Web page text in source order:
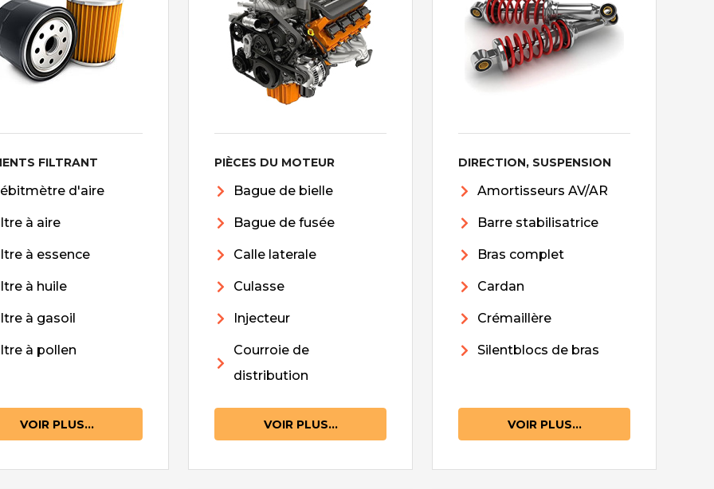
FILTRANT
d'aire
à aire
à essence
à huile
à gasoil
à pollen
VOIR PLUS...
PIÈCES DU MOTEUR
Bague de bielle
Bague de fusée
Calle laterale
Culasse
Injecteur
Courroie de
distribution
VOIR PLUS...
DIRECTION, SUSPENSION
Amortisseurs AV/AR
Barre stabilisatrice
Bras complet
Cardan
Crémaillère
Silentblocs de bras
VOIR PLUS...